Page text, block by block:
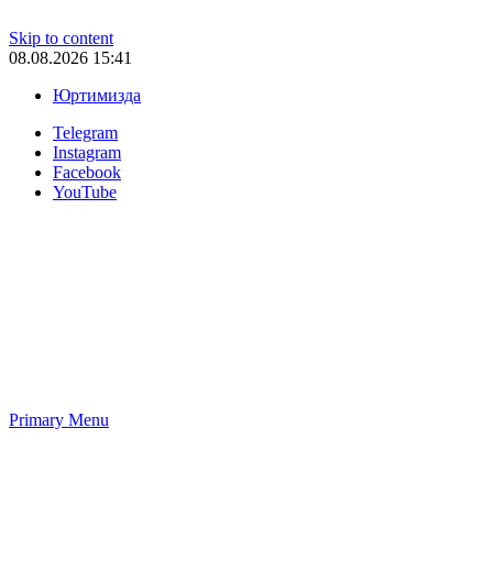
Skip to content
08.08.2026 15:41
Юртимизда
Telegram
Instagram
Facebook
YouTube
Primary Menu